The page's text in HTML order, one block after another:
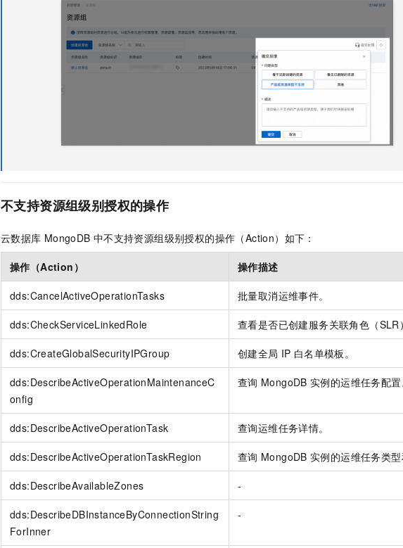
不支持资源组级别授权的操作
云数据库 MongoDB 中不支持资源组级别授权的操作（Action）如下：
操作（Action） 操作描述
dds:CancelActiveOperationTasks 批量取消运维事件。
dds:CheckServiceLinkedRole 查看是否已创建服务关联角色（SLR
dds:CreateGlobalSecurityIPGroup 创建全局 IP 白名单模板。
dds:DescribeActiveOperationMaintenanceC
onfig
查询 MongoDB 实例的运维任务配
dds:DescribeActiveOperationTask 查询运维任务详情。
dds:DescribeActiveOperationTaskRegion 查询 MongoDB 实例的运维任务类
dds:DescribeAvailableZones -
dds:DescribeDBInstanceByConnectionString
ForInner
-